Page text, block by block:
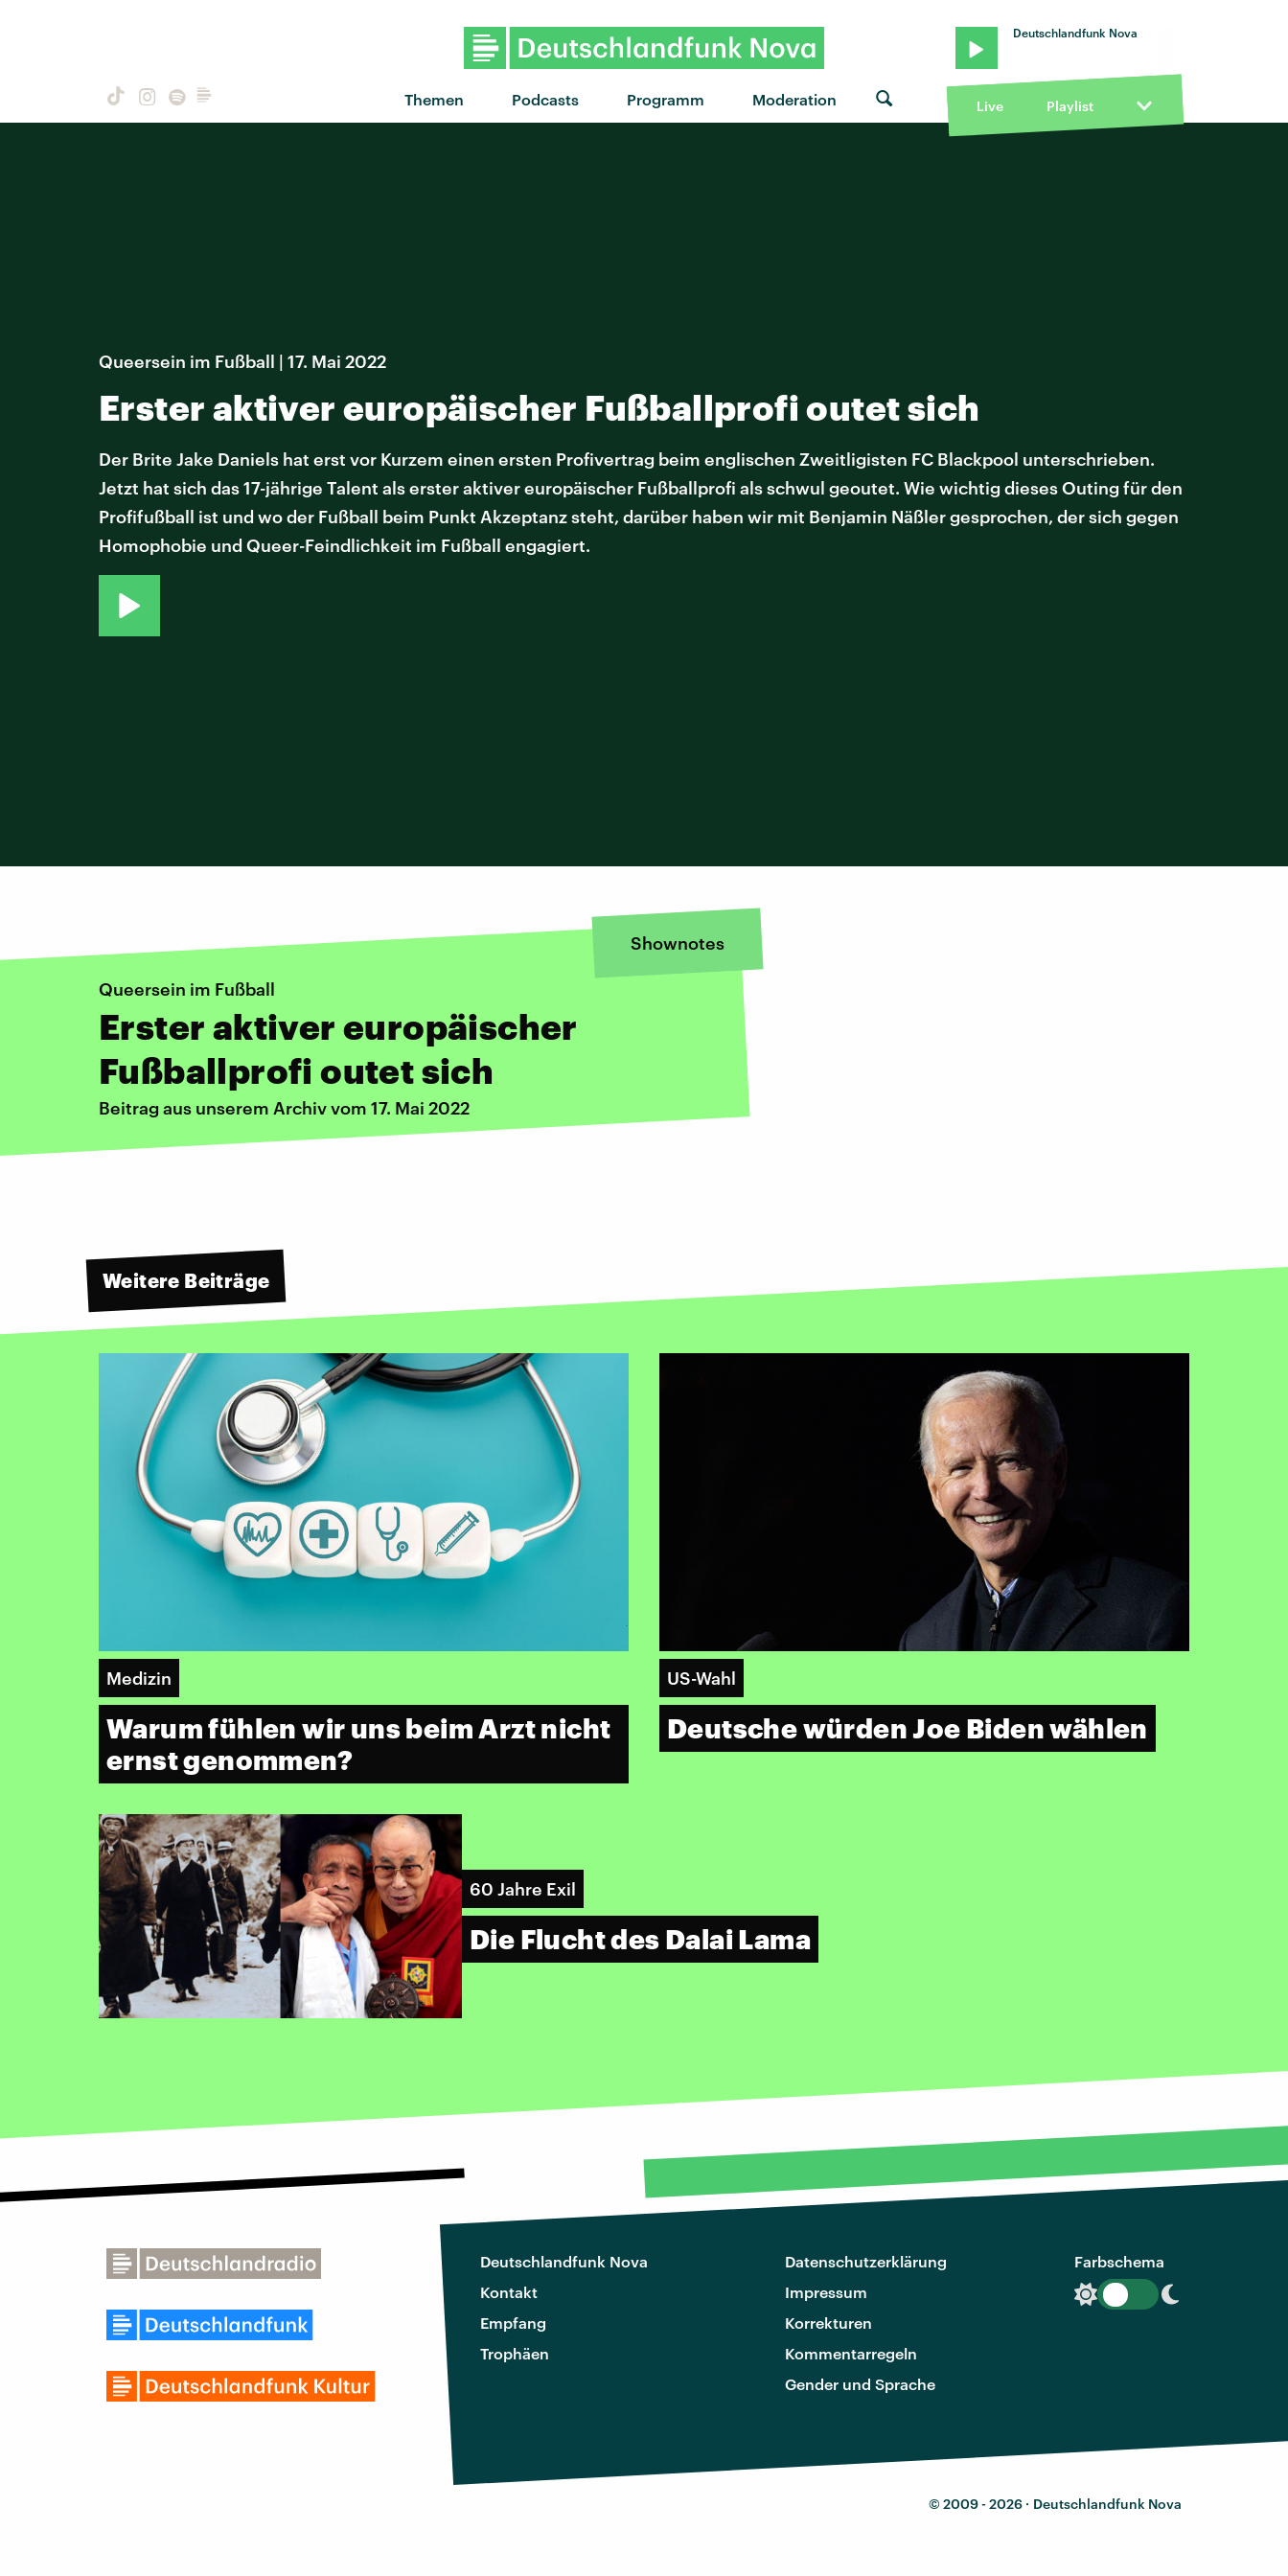
Themen Podcasts Programm Moderation
Deutschlandfunk Nova
Live Playlist
Queersein im Fußball | 17. Mai 2022
Erster aktiver europäischer Fußballprofi outet sich
Der Brite Jake Daniels hat erst vor Kurzem einen ersten Profivertrag beim englischen Zweitligisten FC Blackpool unterschrieben.
Jetzt hat sich das 17-jährige Talent als erster aktiver europäischer Fußballprofi als schwul geoutet. Wie wichtig dieses Outing für den
Profifußball ist und wo der Fußball beim Punkt Akzeptanz steht, darüber haben wir mit Benjamin Näßler gesprochen, der sich gegen
Homophobie und Queer-Feindlichkeit im Fußball engagiert.
Shownotes
Queersein im Fußball
Erster aktiver europäischer
Fußballprofi outet sich
Beitrag aus unserem Archiv vom 17. Mai 2022
Weitere Beiträge
Medizin
Warum fühlen wir uns beim Arzt nicht
ernst genommen?
US-Wahl
Deutsche würden Joe Biden wählen
60 Jahre Exil
Die Flucht des Dalai Lama
Deutschlandfunk Nova
Kontakt
Empfang
Trophäen
Datenschutzerklärung
Impressum
Korrekturen
Kommentarregeln
Gender und Sprache
Farbschema
© 2009 - 2026 · Deutschlandfunk Nova